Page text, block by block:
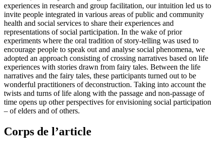
experiences in research and group facilitation, our intuition led us to
invite people integrated in various areas of public and community
health and social services to share their experiences and
representations of social participation. In the wake of prior
experiments where the oral tradition of story-telling was used to
encourage people to speak out and analyse social phenomena, we
adopted an approach consisting of crossing narratives based on life
experiences with stories drawn from fairy tales. Between the life
narratives and the fairy tales, these participants turned out to be
wonderful practitioners of deconstruction. Taking into account the
twists and turns of life along with the passage and non-passage of
time opens up other perspectives for envisioning social participation
– of elders and of others.
Corps de l’article